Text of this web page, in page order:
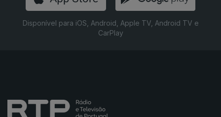
Disponível para iOS, Android, Apple TV, Android TV e
CarPlay